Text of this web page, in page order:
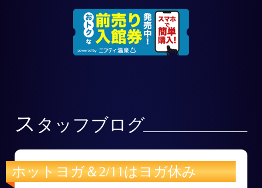
ス タッフブログ
ホットヨガ＆2/11はヨガ休み